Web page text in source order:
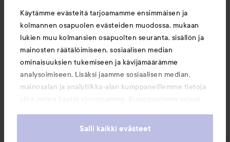
Käytämme evästeitä tarjoamamme ensimmäisen ja
kolmannen osapuolen evästeiden muodossa, mukaan
lukien muu kolmansien osapuolten seuranta, sisällön ja
mainosten räätälöimiseen, sosiaalisen median
ominaisuuksien tukemiseen ja kävijämäärämme
analysoimiseen. Lisäksi jaamme sosiaalisen median,
mainosalan ja analytiikka-alan kumppaneillemme tietoja
heille tai joita on kerätty, kun olet käyttänyt heidän
Salli kaikki evästeet
Saattaisit myös tykätä